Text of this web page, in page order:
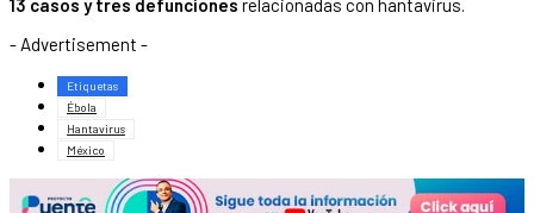
13 casos y tres defunciones relacionadas con hantavirus.
- Advertisement -
Etiquetas
Ébola
Hantavirus
México